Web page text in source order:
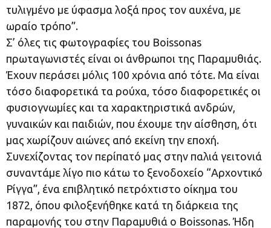
τυλιγμένο με ύφασμα λοξά προς τον αυχένα, με
ωραίο τρόπο”.
Σ’ όλες τις φωτογραφίες του Boissonas
πρωταγωνιστές είναι οι άνθρωποι της Παραμυθιάς.
Έχουν περάσει μόλις 100 χρόνια από τότε. Μα είναι
τόσο διαφορετικά τα ρούχα, τόσο διαφορετικές οι
φυσιογνωμίες και τα χαρακτηριστικά ανδρών,
γυναικών και παιδιών, που έχουμε την αίσθηση, ότι
μας χωρίζουν αιώνες από εκείνη την εποχή.
Συνεχίζοντας τον περίπατό μας στην παλιά γειτονιά
συναντάμε λίγο πιο κάτω το ξενοδοχείο “Αρχοντικό
Ρίγγα”, ένα επιβλητικό πετρόχτιστο οίκημα του
1872, όπου φιλοξενήθηκε κατά τη διάρκεια της
παραμονής του στην Παραμυθιά ο Boissonas. Ήδη